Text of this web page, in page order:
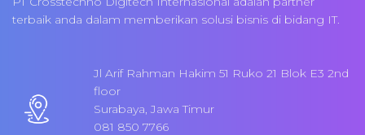
terbaik anda dalam memberikan solusi bisnis di bidang IT.
Jl Arif Rahman Hakim 51 Ruko 21 Blok E3 2nd
floor
Surabaya, Jawa Timur
081 850 7766